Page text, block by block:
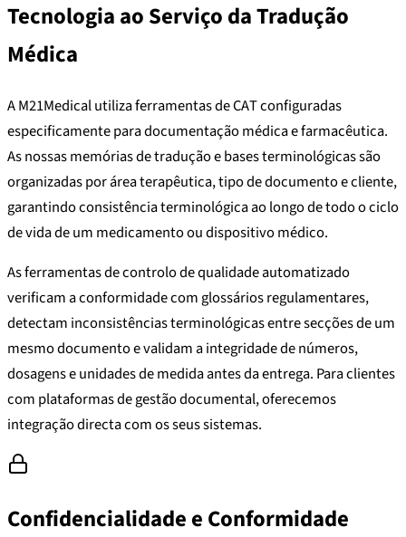
Tecnologia ao Serviço da Tradução
Médica
A M21Medical utiliza ferramentas de CAT configuradas
especificamente para documentação médica e farmacêutica.
As nossas memórias de tradução e bases terminológicas são
organizadas por área terapêutica, tipo de documento e cliente,
garantindo consistência terminológica ao longo de todo o ciclo
de vida de um medicamento ou dispositivo médico.
As ferramentas de controlo de qualidade automatizado
verificam a conformidade com glossários regulamentares,
detectam inconsistências terminológicas entre secções de um
mesmo documento e validam a integridade de números,
dosagens e unidades de medida antes da entrega. Para clientes
com plataformas de gestão documental, oferecemos
integração directa com os seus sistemas.
Confidencialidade e Conformidade